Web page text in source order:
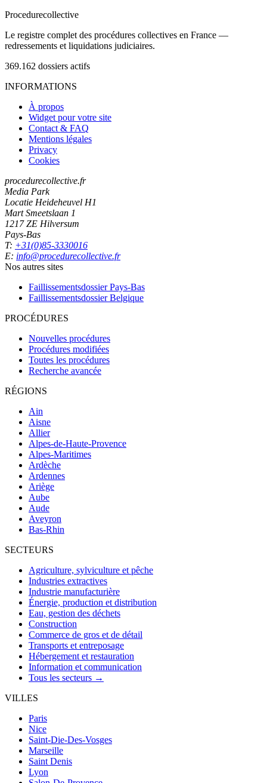
Procedurecollective
Le registre complet des procédures collectives en France —
redressements et liquidations judiciaires.
369.162 dossiers actifs
INFORMATIONS
À propos
Widget pour votre site
Contact & FAQ
Mentions légales
Privacy
Cookies
procedurecollective.fr
Media Park
Locatie Heideheuvel H1
Mart Smeetslaan 1
1217 ZE Hilversum
Pays-Bas
T: +31(0)85-3330016
E: info@procedurecollective.fr
Nos autres sites
Faillissementsdossier Pays-Bas
Faillissementsdossier Belgique
PROCÉDURES
Nouvelles procédures
Procédures modifiées
Toutes les procédures
Recherche avancée
RÉGIONS
Ain
Aisne
Allier
Alpes-de-Haute-Provence
Alpes-Maritimes
Ardèche
Ardennes
Ariège
Aube
Aude
Aveyron
Bas-Rhin
SECTEURS
Agriculture, sylviculture et pêche
Industries extractives
Industrie manufacturière
Énergie, production et distribution
Eau, gestion des déchets
Construction
Commerce de gros et de détail
Transports et entreposage
Hébergement et restauration
Information et communication
Tous les secteurs →
VILLES
Paris
Nice
Saint-Die-Des-Vosges
Marseille
Saint Denis
Lyon